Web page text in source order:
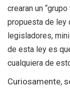
crearan un
propuesta de ley
legisladores,
de esta ley es
cualquiera de
Curiosamente,